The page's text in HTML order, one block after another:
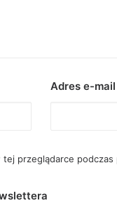
Adres e-mail
tej przeglądarce